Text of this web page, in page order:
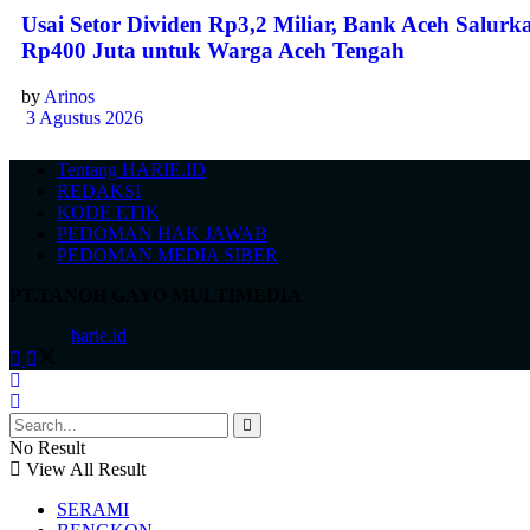
Usai Setor Dividen Rp3,2 Miliar, Bank Aceh
Rp400 Juta untuk Warga Aceh Tengah
by Arinos
3 Agustus 2026
Tentang HARIE.ID
REDAKSI
KODE ETIK
PEDOMAN HAK JAWAB
PEDOMAN MEDIA SIBER
harie.id
No Result
View All Result
SERAMI